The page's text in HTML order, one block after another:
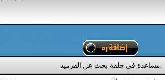
.مساعدة في حلقة بحث عن القرميد